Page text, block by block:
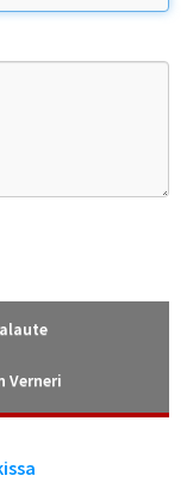
Verneri